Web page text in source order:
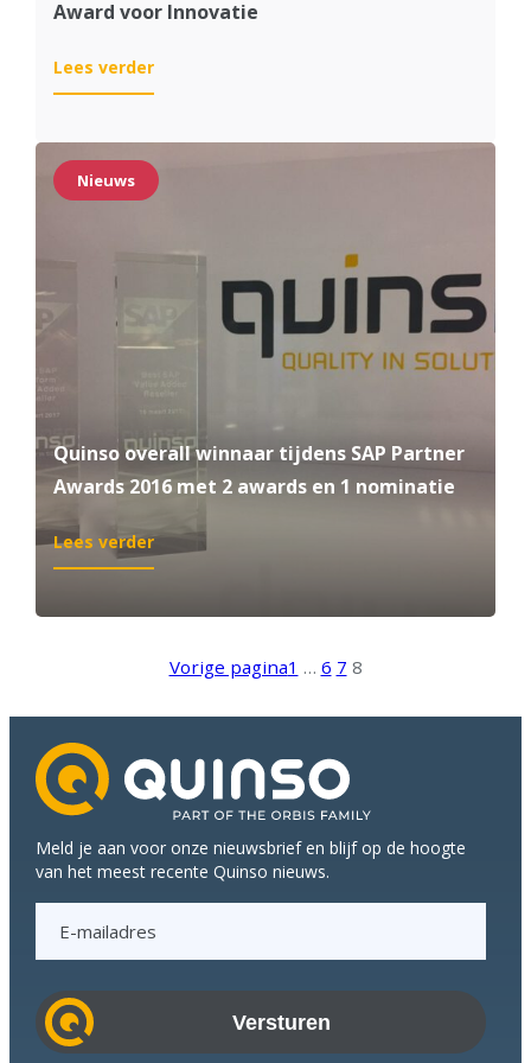
Award voor Innovatie
Lees verder:
Quinso
een
SAP
Partner
Innovatie
Nieuws
Quinso overall winnaar tijdens SAP Partner
Awards 2016 met 2 awards en 1 nominatie
Lees verder:
Quinso
winnaar
SAP
Awards
met
2
awards
en
1
nominatie
Vorige pagina1 … 6 7 8
Meld je aan voor onze nieuwsbrief en blijf op de hoogte
van het meest recente Quinso nieuws.
a
i